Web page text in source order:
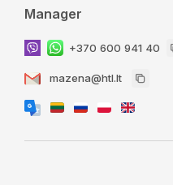
Manager
+370 600 941 40
mazena@htl.lt